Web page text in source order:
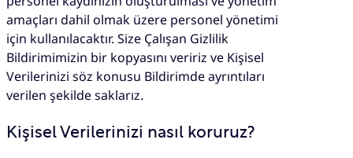
amaçları dahil olmak üzere personel yönetimi
için kullanılacaktır. Size Çalışan Gizlilik
Bildirimimizin bir kopyasını veririz ve Kişisel
Verilerinizi söz konusu Bildirimde ayrıntıları
verilen şekilde saklarız.
Kişisel Verilerinizi nasıl koruruz?